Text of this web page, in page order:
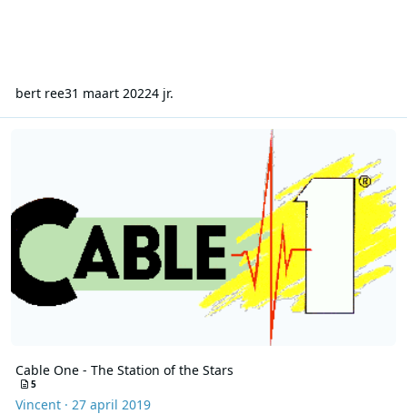
bert ree31 maart 20224 jr.
Cable One - The Station of the Stars
5
Vincent· 27 april 2019